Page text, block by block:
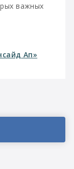
важных
Ап»